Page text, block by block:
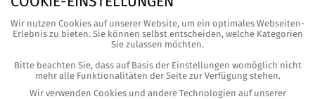
März 2022(3)
Februar 2022(2)
Januar 2022(1)
Wir nutzen Cookies auf unserer Website, um ein optimales Webseiten-
Erlebnis zu bieten. Sie können selbst entscheiden, welche Kategorien
Sie zulassen möchten.
Bitte beachten Sie, dass auf Basis der Einstellungen womöglich nicht
mehr alle Funktionalitäten der Seite zur Verfügung stehen.
Wir verwenden Cookies und andere Technologien auf unserer